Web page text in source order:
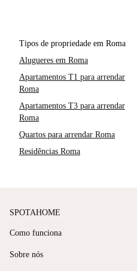
Tipos de propriedade em Roma
Alugueres em Roma
Apartamentos T1 para arrendar
Roma
Apartamentos T3 para arrendar
Roma
Quartos para arrendar Roma
Residências Roma
SPOTAHOME
Como funciona
Sobre nós